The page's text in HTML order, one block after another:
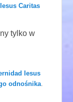
Caritas
tylko w
Iesus
odnośnika